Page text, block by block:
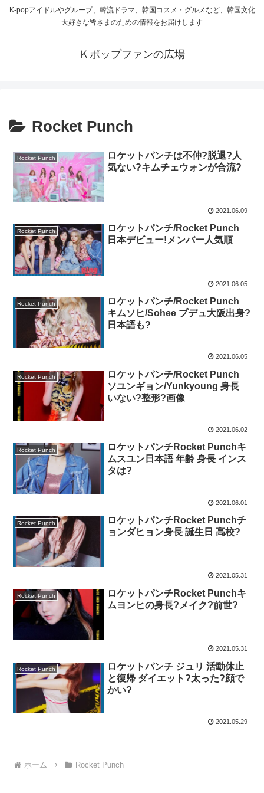
K-popアイドルやグループ、韓流ドラマ、韓国コスメ・グルメなど、韓国文化
大好きな皆さまのための情報をお届けします
Ｋポップファンの広場
Rocket Punch
Rocket Punch
ロケットパンチは不仲?脱退?人
気ない?キムチェウォンが合流?
2021.06.09
Rocket Punch
ロケットパンチ/Rocket Punch
日本デビュー!メンバー人気順
2021.06.05
Rocket Punch
ロケットパンチ/Rocket Punch
キムソヒ/Sohee プデュ大阪出身?
日本語も?
2021.06.05
Rocket Punch
ロケットパンチ/Rocket Punch
ソユンギョン/Yunkyoung 身長
いない?整形?画像
2021.06.02
Rocket Punch
ロケットパンチRocket Punchキ
ムスユン日本語 年齢 身長 インス
タは?
2021.06.01
Rocket Punch
ロケットパンチRocket Punchチ
ョンダヒョン身長 誕生日 高校?
2021.05.31
Rocket Punch
ロケットパンチRocket Punchキ
ムヨンヒの身長?メイク?前世?
2021.05.31
Rocket Punch
ロケットパンチ ジュリ 活動休止
と復帰 ダイエット?太った?顔で
かい?
2021.05.29
ホーム Rocket Punch